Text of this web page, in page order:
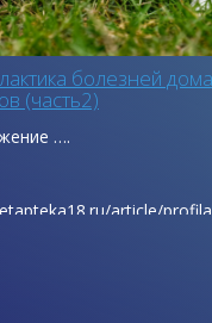
болезней
(часть2)
….
article/